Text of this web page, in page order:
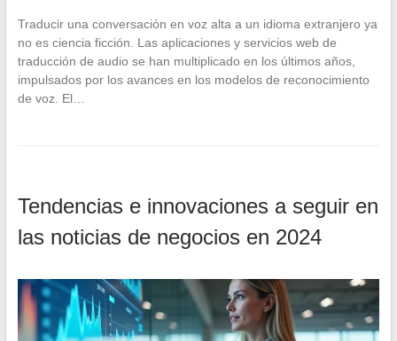
Traducir una conversación en voz alta a un idioma extranjero ya
no es ciencia ficción. Las aplicaciones y servicios web de
traducción de audio se han multiplicado en los últimos años,
impulsados por los avances en los modelos de reconocimiento
de voz. El…
Tendencias e innovaciones a seguir en
las noticias de negocios en 2024